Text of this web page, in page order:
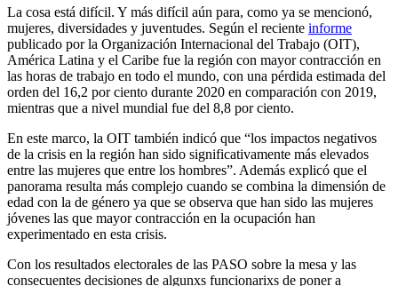
La cosa está difícil. Y más difícil aún para, como ya se mencionó,
mujeres, diversidades y juventudes. Según el reciente informe
publicado por la Organización Internacional del Trabajo (OIT),
América Latina y el Caribe fue la región con mayor contracción en
las horas de trabajo en todo el mundo, con una pérdida estimada del
orden del 16,2 por ciento durante 2020 en comparación con 2019,
mientras que a nivel mundial fue del 8,8 por ciento.
En este marco, la OIT también indicó que “los impactos negativos
de la crisis en la región han sido significativamente más elevados
entre las mujeres que entre los hombres”. Además explicó que el
panorama resulta más complejo cuando se combina la dimensión de
edad con la de género ya que se observa que han sido las mujeres
jóvenes las que mayor contracción en la ocupación han
experimentado en esta crisis.
Con los resultados electorales de las PASO sobre la mesa y las
consecuentes decisiones de algunxs funcionarixs de poner a